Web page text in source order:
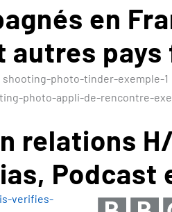
en
autres
relations
Podcast